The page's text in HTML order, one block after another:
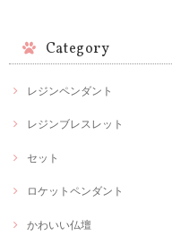
Category
レジンペンダント
レジンブレスレット
セット
ロケットペンダント
かわいい仏壇